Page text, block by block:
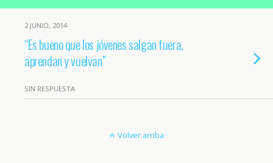
2 JUNIO, 2014
“Es bueno que los jóvenes salgan fuera,
aprendan y vuelvan”
SIN RESPUESTA
Volver arriba